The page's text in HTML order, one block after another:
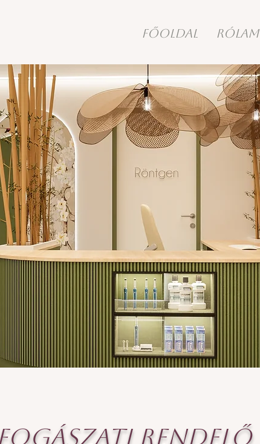
FŐOLDAL RÓLAM
RENDELŐ